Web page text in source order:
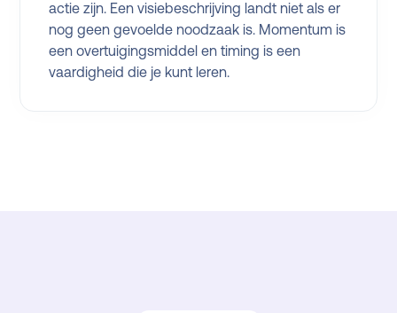
actie zijn. Een visiebeschrijving landt niet als er
nog geen gevoelde noodzaak is. Momentum is
een overtuigingsmiddel en timing is een
vaardigheid die je kunt leren.